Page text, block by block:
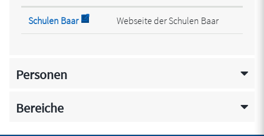
Schulen BaarExterner Link wird in einem neuen Fenster
Webseite der Schulen Baar
Personen
Bereiche